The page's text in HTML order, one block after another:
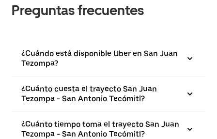
Preguntas frecuentes
¿Cuándo está disponible Uber en San Juan
Tezompa?
¿Cuánto cuesta el trayecto San Juan
Tezompa - San Antonio Tecómitl?
¿Cuánto tiempo toma el trayecto San Juan
Tezompa - San Antonio Tecómitl?